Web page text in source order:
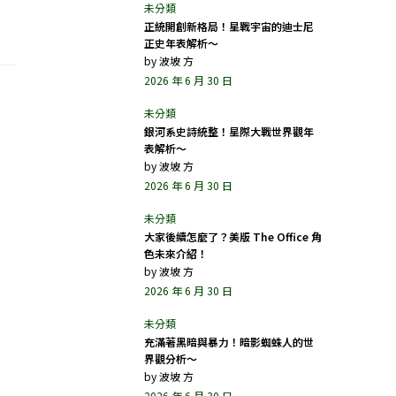
正統開創新格局！星戰宇宙的迪士尼
正史年表解析～
by波坡 方
2026 年 6 月 30 日
銀河系史詩統整！星際大戰世界觀年
表解析～
by波坡 方
2026 年 6 月 30 日
大家後續怎麼了？美版 The Office 角
色未來介紹！
by波坡 方
2026 年 6 月 30 日
充滿著黑暗與暴力！暗影蜘蛛人的世
界觀分析～
by波坡 方